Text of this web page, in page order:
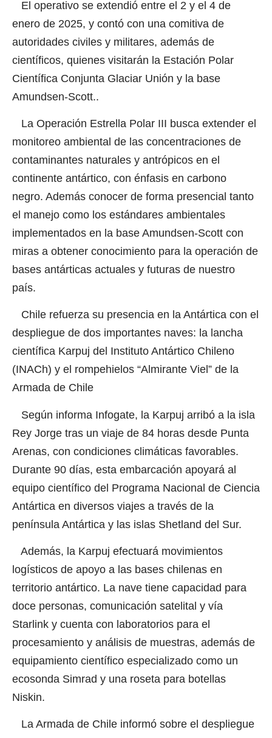
El operativo se extendió entre el 2 y el 4 de
enero de 2025, y contó con una comitiva de
autoridades civiles y militares, además de
científicos, quienes visitarán la Estación Polar
Científica Conjunta Glaciar Unión y la base
Amundsen-Scott..
La Operación Estrella Polar III busca extender el
monitoreo ambiental de las concentraciones de
contaminantes naturales y antrópicos en el
continente antártico, con énfasis en carbono
negro. Además conocer de forma presencial tanto
el manejo como los estándares ambientales
implementados en la base Amundsen-Scott con
miras a obtener conocimiento para la operación de
bases antárticas actuales y futuras de nuestro
país.
Chile refuerza su presencia en la Antártica con el
despliegue de dos importantes naves: la lancha
científica Karpuj del Instituto Antártico Chileno
(INACh) y el rompehielos “Almirante Viel” de la
Armada de Chile
Según informa Infogate, la Karpuj arribó a la isla
Rey Jorge tras un viaje de 84 horas desde Punta
Arenas, con condiciones climáticas favorables.
Durante 90 días, esta embarcación apoyará al
equipo científico del Programa Nacional de Ciencia
Antártica en diversos viajes a través de la
península Antártica y las islas Shetland del Sur.
Además, la Karpuj efectuará movimientos
logísticos de apoyo a las bases chilenas en
territorio antártico. La nave tiene capacidad para
doce personas, comunicación satelital y vía
Starlink y cuenta con laboratorios para el
procesamiento y análisis de muestras, además de
equipamiento científico especializado como un
ecosonda Simrad y una roseta para botellas
Niskin.
La Armada de Chile informó sobre el despliegue